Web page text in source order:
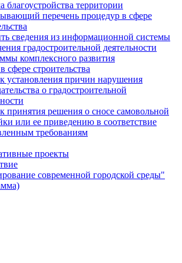
благоустройства территории
перечень процедур в сфере
сведения из информационной системы
градостроительной деятельности
комплексного развития
сфере строительства
установления причин нарушения
о градостроительной
принятия решения о сносе самовольной
или ее приведению в соответствие
требованиям
проекты
современной городской среды"